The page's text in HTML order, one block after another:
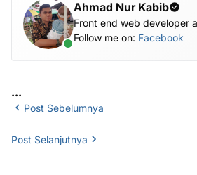
Ahmad Nur Kabib
Front end web developer
Follow me on: Facebook
...
Post Sebelumnya
Post Selanjutnya